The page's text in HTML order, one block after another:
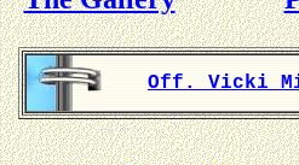
Off. Vicki